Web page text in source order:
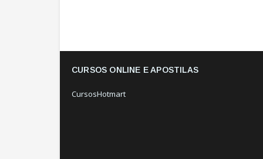
CURSOS ONLINE E APOSTILAS
CursosHotmart